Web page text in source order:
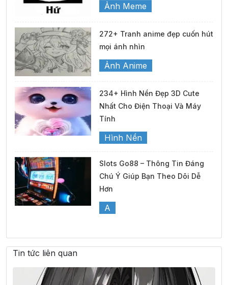
Ảnh Meme
272+ Tranh anime đẹp cuốn hút
mọi ánh nhìn
Ảnh Anime
234+ Hình Nền Đẹp 3D Cute
Nhất Cho Điện Thoại Và Máy
Tính
Hình Nền
Slots Go88 – Thông Tin Đáng
Chú Ý Giúp Bạn Theo Dõi Dễ
Hơn
A
Tin tức liên quan